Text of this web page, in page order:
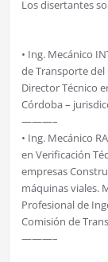
Los disertantes
• Ing. Mecánico
de Transporte del
Director Técnico
Córdoba –
———–
• Ing. Mecánico
en Verificación
empresas
máquinas viales.
Profesional de
Comisión de
———–